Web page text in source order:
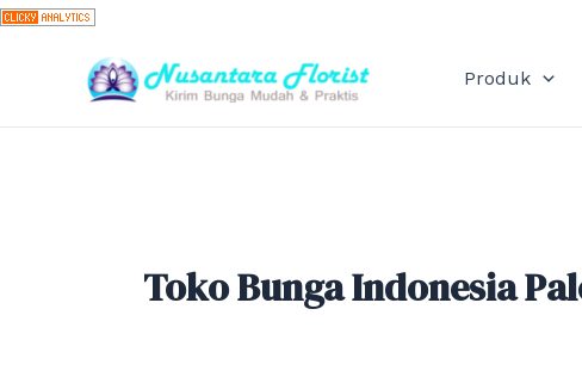
Skip
content
Produk
Toko Bunga Indonesia